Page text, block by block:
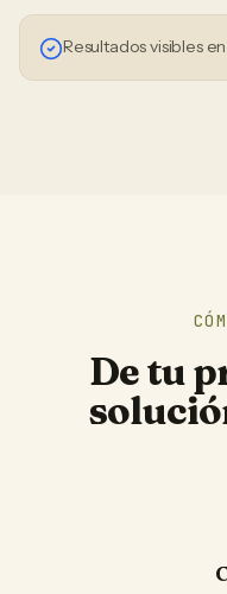
Resultados visibles
De tu